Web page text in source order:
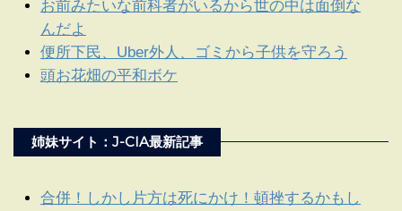
お前みたいな前科者がいるから世の中は面倒な
んだよ
便所下民、Uber外人、ゴミから子供を守ろう
頭お花畑の平和ボケ
姉妹サイト：J-CIA最新記事
合併！しかし片方は死にかけ！頓挫するかもし